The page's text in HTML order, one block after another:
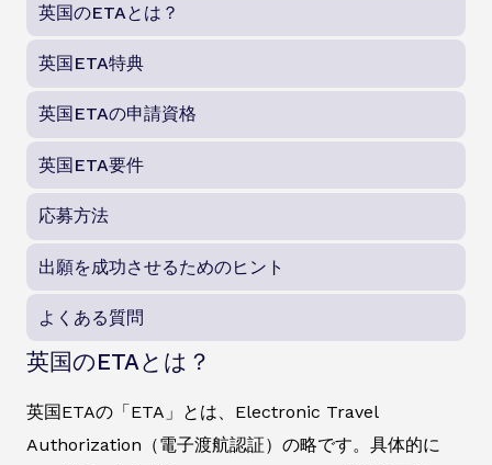
英国のETAとは？
英国ETA特典
英国ETAの申請資格
英国ETA要件
応募方法
出願を成功させるためのヒント
よくある質問
英国のETAとは？
英国ETAの「ETA」とは、Electronic Travel
Authorization（電子渡航認証）の略です。具体的に